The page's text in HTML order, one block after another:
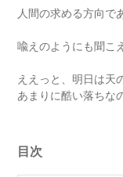
人間の求める方向で
喩えのようにも聞こ
ええっと、明日は天
あまりに酷い落ちな
目次